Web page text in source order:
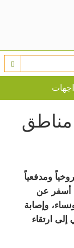
الضفة
النار تلاحق السكان.. 20 ألف شخص
تنشر
المياه
الحرارة
قصف مناطق
ومدفعياً
أسفر عن
وإصابة
إلى ارتقاء